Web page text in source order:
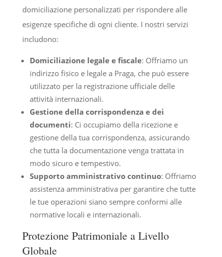
domiciliazione personalizzati per rispondere alle
esigenze specifiche di ogni cliente. I nostri servizi
includono:
Domiciliazione legale e fiscale: Offriamo un
indirizzo fisico e legale a Praga, che può essere
utilizzato per la registrazione ufficiale delle
attività internazionali.
Gestione della corrispondenza e dei
documenti: Ci occupiamo della ricezione e
gestione della tua corrispondenza, assicurando
che tutta la documentazione venga trattata in
modo sicuro e tempestivo.
Supporto amministrativo continuo: Offriamo
assistenza amministrativa per garantire che tutte
le tue operazioni siano sempre conformi alle
normative locali e internazionali.
Protezione Patrimoniale a Livello
Globale